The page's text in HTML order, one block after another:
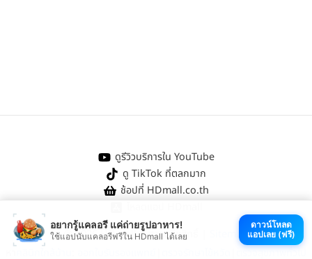
ดูรีวิวบริการใน YouTube
ดู TikTok ที่ตลกมาก
ช้อปที่ HDmall.co.th
@ 2026 HDmall | สงวนลิขสิทธิ์ |
Sitemap
ตรวจสุขภาพทั่วไป
อยากรู้แคลอรี แค่ถ่ายรูปอาหาร!
ใช้แอปนับแคลอรีฟรีใน HDmall ได้เลย
ดาวน์โหลด
แอปเลย (ฟรี)